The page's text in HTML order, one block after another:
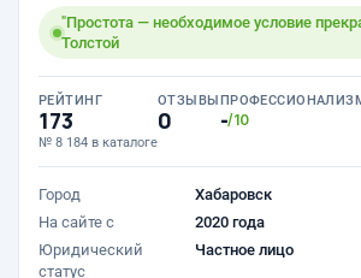
"Простота — необходимое условие
Толстой
РЕЙТИНГ
173
№ 8 184 в каталоге
ОТЗЫВЫ
0 -/10
Город
Хабаровск
На сайте с
2020 года
Юридический
статус
Частное лицо